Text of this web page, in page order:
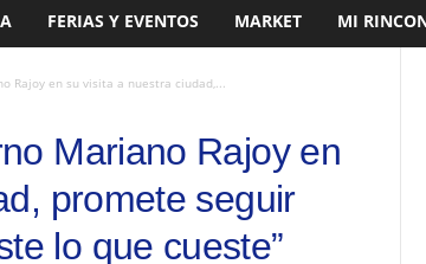
FERIAS Y EVENTOS MARKET MI
Rajoy en su visita a nuestra ciudad,...
Mariano Rajoy en
promete seguir
lo que cueste”